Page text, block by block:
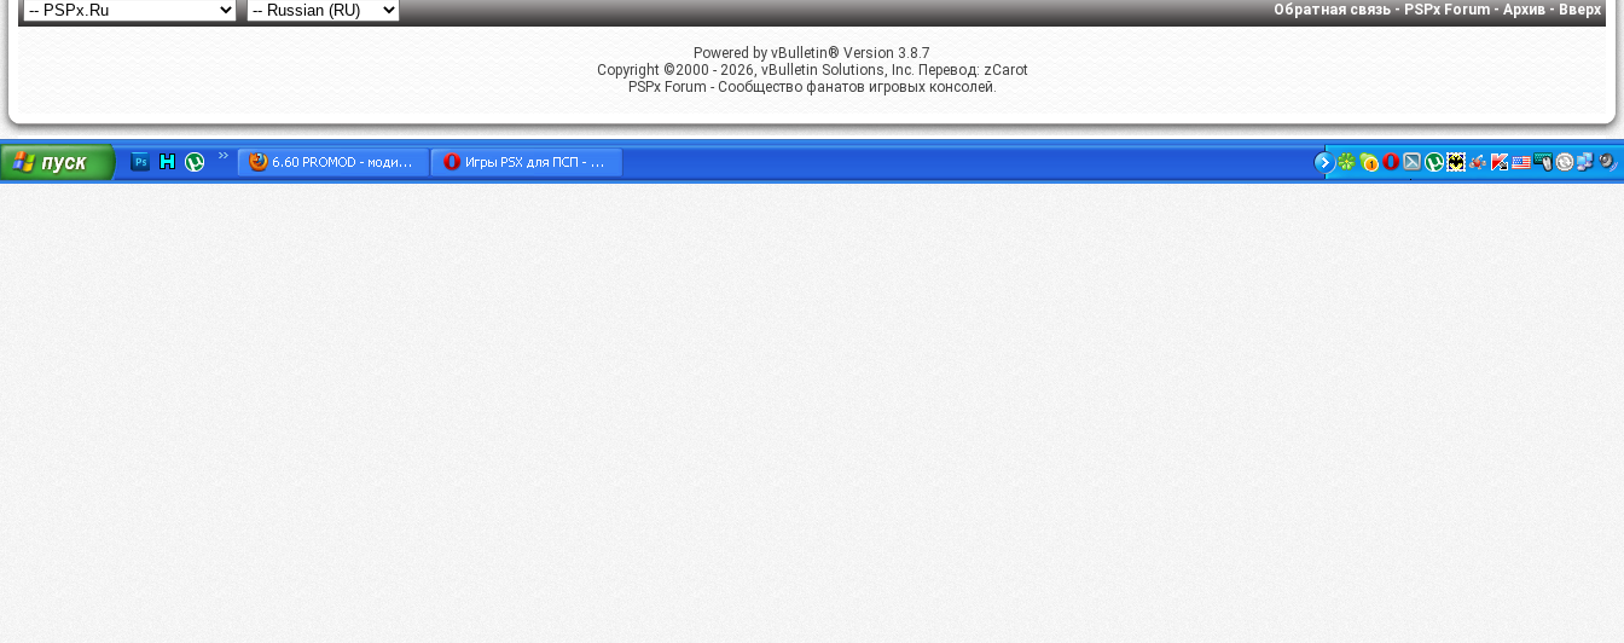
Обратная связь-PSPx Forum-Архив-Вверх
Powered by vBulletin® Version 3.8.7
Copyright ©2000 - 2026, vBulletin Solutions, Inc. Перевод: zCarot
PSPx Forum - Сообщество фанатов игровых консолей.